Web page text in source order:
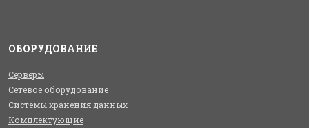
ОБОРУДОВАНИЕ
Серверы
Сетевое оборудование
Системы хранения данных
Комплектующие